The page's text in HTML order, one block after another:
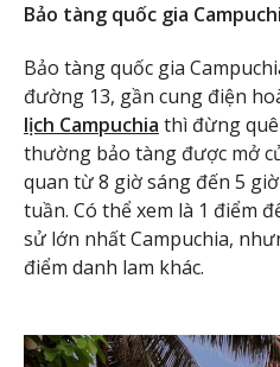
Bảo tàng quốc gia
Bảo tàng quốc gia
đường 13, gần cung điện
lịch Campuchia thì đừng
thường bảo tàng được mở
quan từ 8 giờ sáng đến 5
tuần. Có thể xem là 1 điểm
sử lớn nhất Campuchia,
điểm danh lam khác.